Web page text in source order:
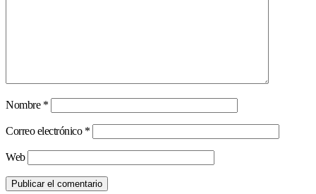
Nombre *
Correo electrónico *
Web